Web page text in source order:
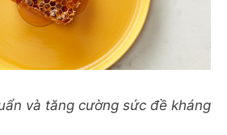
và tăng cường sức đề kháng